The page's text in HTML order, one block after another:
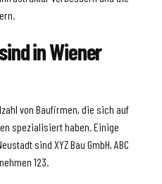
in Wiener
von Baufirmen, die sich auf
spezialisiert haben. Einige
sind XYZ Bau GmbH, ABC
123.